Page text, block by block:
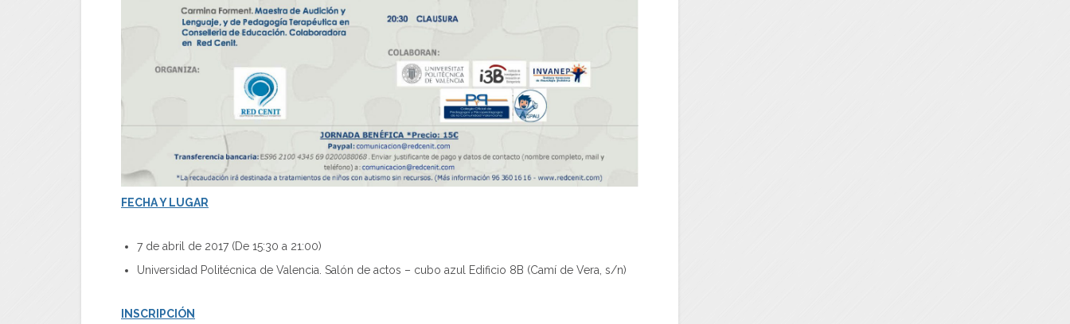
FECHA Y LUGAR
7 de abril de 2017 (De 15:30 a 21:00)
Universidad Politécnica de Valencia. Salón de actos – cubo azul Edificio 8B (Camí de Vera, s/n)
INSCRIPCIÓN